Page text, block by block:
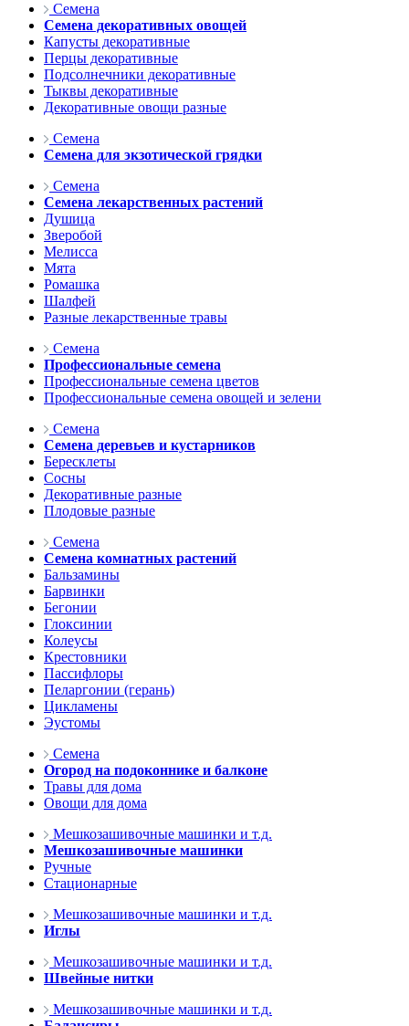
Семена
Семена декоративных овощей
Капусты декоративные
Перцы декоративные
Подсолнечники декоративные
Тыквы декоративные
Декоративные овощи разные
Семена
Семена для экзотической грядки
Семена
Семена лекарственных растений
Душица
Зверобой
Мелисса
Мята
Ромашка
Шалфей
Разные лекарственные травы
Семена
Профессиональные семена
Профессиональные семена цветов
Профессиональные семена овощей и зелени
Семена
Семена деревьев и кустарников
Бересклеты
Сосны
Декоративные разные
Плодовые разные
Семена
Семена комнатных растений
Бальзамины
Барвинки
Бегонии
Глоксинии
Колеусы
Крестовники
Пассифлоры
Пеларгонии (герань)
Цикламены
Эустомы
Семена
Огород на подоконнике и балконе
Травы для дома
Овощи для дома
Мешкозашивочные машинки и т.д.
Мешкозашивочные машинки
Ручные
Стационарные
Мешкозашивочные машинки и т.д.
Иглы
Мешкозашивочные машинки и т.д.
Швейные нитки
Мешкозашивочные машинки и т.д.